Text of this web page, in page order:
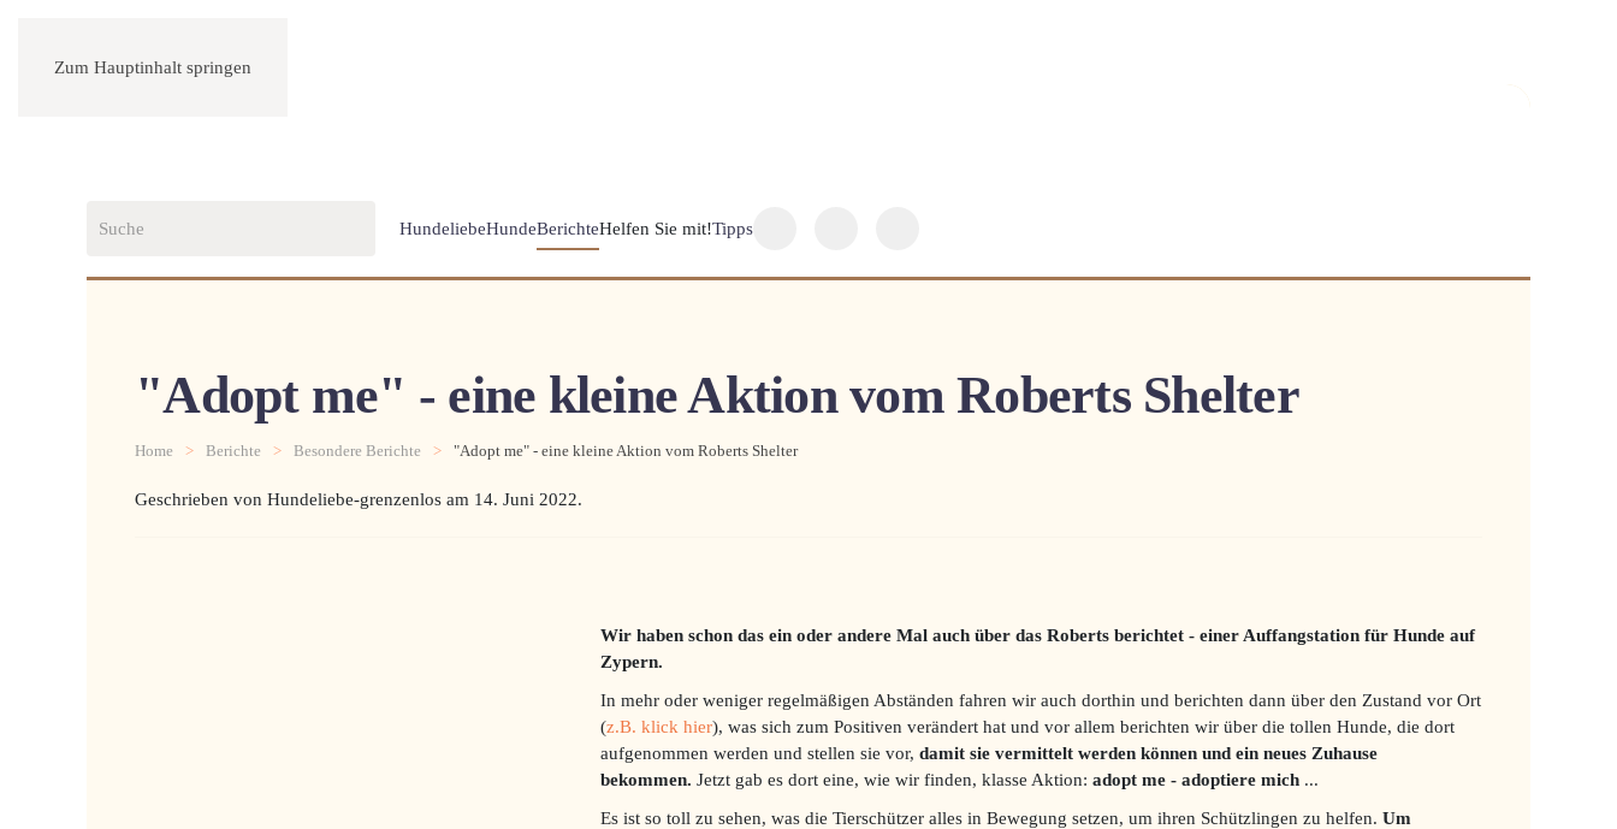
Zum Hauptinhalt springen
HundeliebeHundeBerichteHelfen Sie mit!Tipps
"Adopt me" - eine kleine Aktion vom Roberts Shelter
Home Berichte Besondere Berichte "Adopt me" - eine kleine Aktion vom Roberts Shelter
Geschrieben von Hundeliebe-grenzenlos am 14. Juni 2022.
Wir haben schon das ein oder andere Mal auch über das Roberts berichtet - einer Auffangstation für Hunde auf
Zypern.
In mehr oder weniger regelmäßigen Abständen fahren wir auch dorthin und berichten dann über den Zustand vor Ort
(z.B. klick hier), was sich zum Positiven verändert hat und vor allem berichten wir über die tollen Hunde, die dort
aufgenommen werden und stellen sie vor, damit sie vermittelt werden können und ein neues Zuhause
bekommen. Jetzt gab es dort eine, wie wir finden, klasse Aktion: adopt me - adoptiere mich...
Es ist so toll zu sehen, was die Tierschützer alles in Bewegung setzen, um ihren Schützlingen zu helfen. Um